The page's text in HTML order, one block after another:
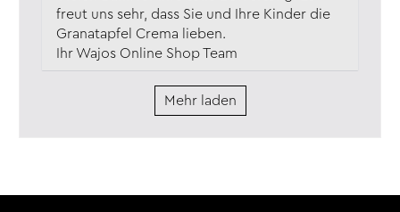
freut uns sehr, dass Sie und Ihre Kinder die
Granatapfel Crema lieben.
Ihr Wajos Online Shop Team
Mehr laden